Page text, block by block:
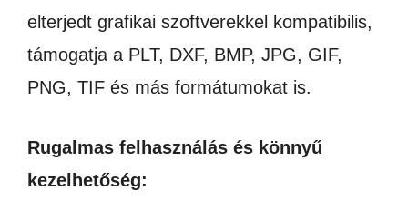
elterjedt grafikai szoftverekkel kompatibilis,
támogatja a PLT, DXF, BMP, JPG, GIF,
PNG, TIF és más formátumokat is.
Rugalmas felhasználás és könnyű
kezelhetőség: